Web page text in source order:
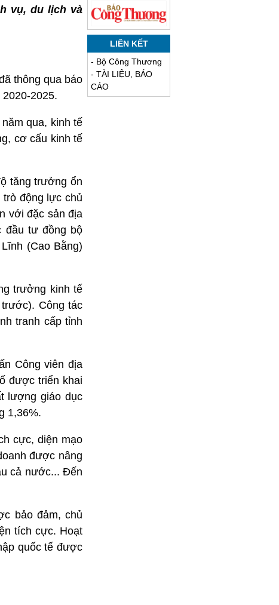
vụ, du lịch và
thông qua báo
2025.
qua, kinh tế
cơ cấu kinh tế
tăng trưởng ổn
động lực chủ
với đặc sản địa
đầu tư đồng bộ
(Cao Bằng)
trưởng kinh tế
Công tác
tranh cấp tỉnh
Công viên địa
được triển khai
lượng giáo dục
1,36%.
cực, diện mạo
được nâng
cả nước... Đến
bảo đảm, chủ
tích cực. Hoạt
quốc tế được
LIÊN KẾT
- Bộ Công Thương
- TÀI LIỆU, BÁO
CÁO